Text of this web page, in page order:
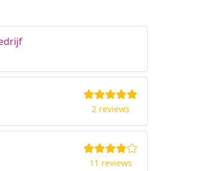
2 reviews
11 reviews